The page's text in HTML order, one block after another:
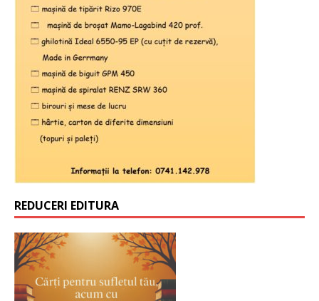
REDUCERI EDITURA